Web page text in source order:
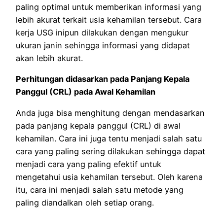
paling optimal untuk memberikan informasi yang
lebih akurat terkait usia kehamilan tersebut. Cara
kerja USG inipun dilakukan dengan mengukur
ukuran janin sehingga informasi yang didapat
akan lebih akurat.
Perhitungan didasarkan pada Panjang Kepala
Panggul (CRL) pada Awal Kehamilan
Anda juga bisa menghitung dengan mendasarkan
pada panjang kepala panggul (CRL) di awal
kehamilan. Cara ini juga tentu menjadi salah satu
cara yang paling sering dilakukan sehingga dapat
menjadi cara yang paling efektif untuk
mengetahui usia kehamilan tersebut. Oleh karena
itu, cara ini menjadi salah satu metode yang
paling diandalkan oleh setiap orang.